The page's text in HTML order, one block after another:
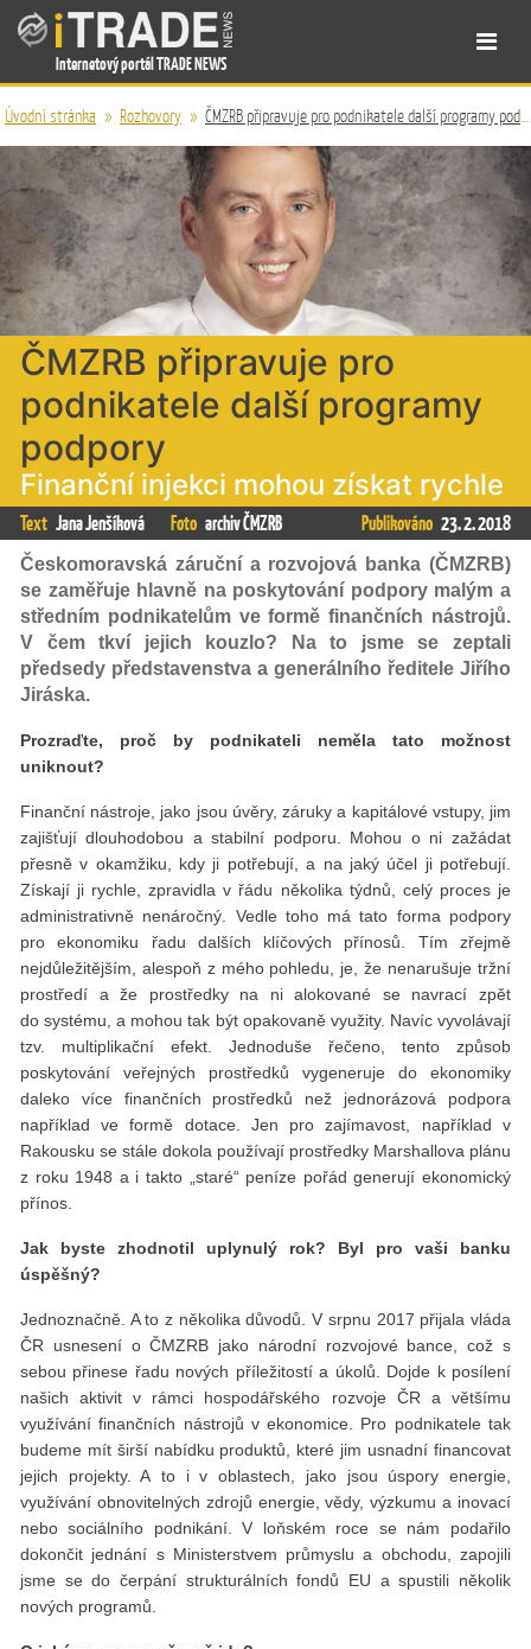
Internetový portál TRADE NEWS
Úvodní stránka » Rozhovory » ČMZRB připravuje pro podnikatele další programy podpory
ČMZRB připravuje pro
podnikatele další programy
podpory
Finanční injekci mohou získat rychle
Text Jana Jenšíková Foto archiv ČMZRB Publikováno 23. 2. 2018
Českomoravská záruční a rozvojová banka (ČMZRB)
se zaměřuje hlavně na poskytování podpory malým a
středním podnikatelům ve formě finančních nástrojů.
V čem tkví jejich kouzlo? Na to jsme se zeptali
předsedy představenstva a generálního ředitele Jiřího
Jiráska.
Prozraďte, proč by podnikateli neměla tato možnost
uniknout?
Finanční nástroje, jako jsou úvěry, záruky a kapitálové vstupy, jim
zajišťují dlouhodobou a stabilní podporu. Mohou o ni zažádat
přesně v okamžiku, kdy ji potřebují, a na jaký účel ji potřebují.
Získají ji rychle, zpravidla v řádu několika týdnů, celý proces je
administrativně nenáročný. Vedle toho má tato forma podpory
pro ekonomiku řadu dalších klíčových přínosů. Tím zřejmě
nejdůležitějším, alespoň z mého pohledu, je, že nenarušuje tržní
prostředí a že prostředky na ni alokované se navrací zpět
do systému, a mohou tak být opakovaně využity. Navíc vyvolávají
tzv. multiplikační efekt. Jednoduše řečeno, tento způsob
poskytování veřejných prostředků vygeneruje do ekonomiky
daleko více finančních prostředků než jednorázová podpora
například ve formě dotace. Jen pro zajímavost, například v
Rakousku se stále dokola používají prostředky Marshallova plánu
z roku 1948 a i takto „staré“ peníze pořád generují ekonomický
přínos.
Jak byste zhodnotil uplynulý rok? Byl pro vaši banku
úspěšný?
Jednoznačně. A to z několika důvodů. V srpnu 2017 přijala vláda
ČR usnesení o ČMZRB jako národní rozvojové bance, což s
sebou přinese řadu nových příležitostí a úkolů. Dojde k posílení
našich aktivit v rámci hospodářského rozvoje ČR a většímu
využívání finančních nástrojů v ekonomice. Pro podnikatele tak
budeme mít širší nabídku produktů, které jim usnadní financovat
jejich projekty. A to i v oblastech, jako jsou úspory energie,
využívání obnovitelných zdrojů energie, vědy, výzkumu a inovací
nebo sociálního podnikání. V loňském roce se nám podařilo
dokončit jednání s Ministerstvem průmyslu a obchodu, zapojili
jsme se do čerpání strukturálních fondů EU a spustili několik
nových programů.